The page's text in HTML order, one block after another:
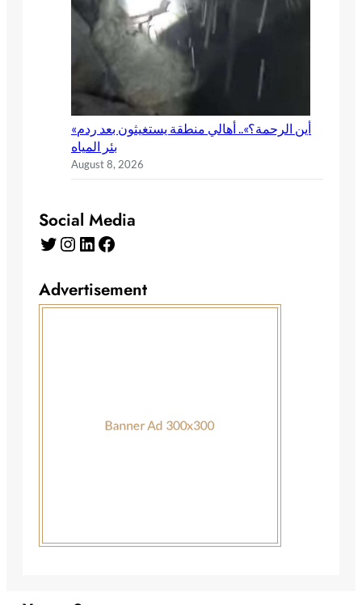
«أين الرحمة؟».. أهالي منطقة يستغيثون بعد ردم
بئر المياه
August 8, 2026
Social Media
Advertisement